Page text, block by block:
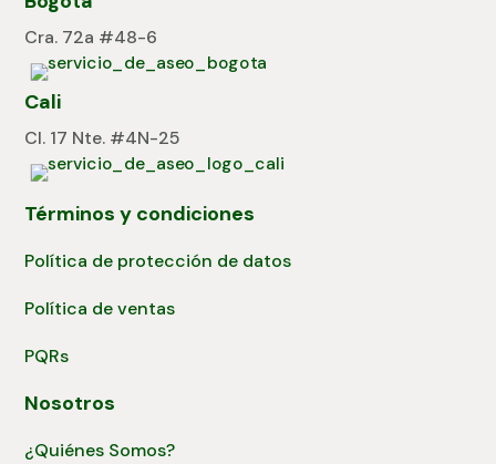
Cra. 72a #48-6
Cali
Cl. 17 Nte. #4N-25
Términos y condiciones
Política de protección de datos
Política de ventas
PQRs
Nosotros
¿Quiénes Somos?